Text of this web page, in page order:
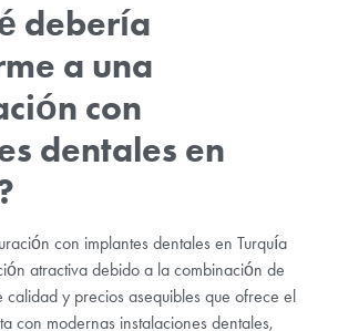
debería
a una
con
dentales en
con implantes dentales en Turquía
atractiva debido a la combinación de
y precios asequibles que ofrece el
con modernas instalaciones dentales,